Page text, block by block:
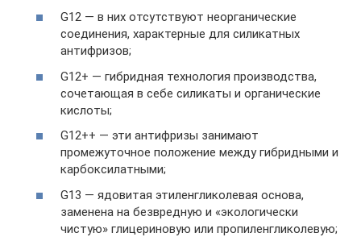
G12 — в них отсутствуют неорганические
соединения, характерные для силикатных
антифризов;
G12+ — гибридная технология производства,
сочетающая в себе силикаты и органические
кислоты;
G12++ — эти антифризы занимают
промежуточное положение между гибридными и
карбоксилатными;
G13 — ядовитая этиленгликолевая основа,
заменена на безвредную и «экологически
чистую» глицериновую или пропиленгликолевую;